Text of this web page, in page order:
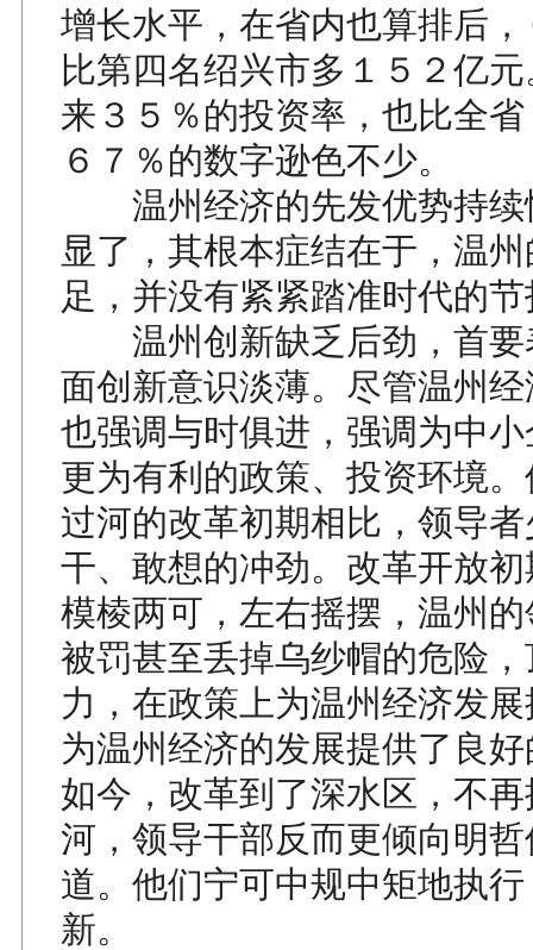
增长水平，在省内也算排后
比第四名绍兴市多１５２亿
来３５％的投资率，也比全
６７％的数字逊色不少。
温州经济的先发优势持续
显了，其根本症结在于，温
足，并没有紧紧踏准时代的
温州创新缺乏后劲，首要
面创新意识淡薄。尽管温州
也强调与时俱进，强调为中
更为有利的政策、投资环境
过河的改革初期相比，领导
干、敢想的冲劲。改革开放
模棱两可，左右摇摆，温州
被罚甚至丢掉乌纱帽的危险
力，在政策上为温州经济发
为温州经济的发展提供了良
如今，改革到了深水区，不
河，领导干部反而更倾向明
道。他们宁可中规中矩地执
新。